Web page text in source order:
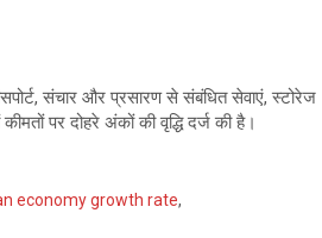
संचार और प्रसारण से संबंधित सेवाएं, स्टोरेज
पर दोहरे अंकों की वृद्धि दर्ज की है।
economy growth rate,